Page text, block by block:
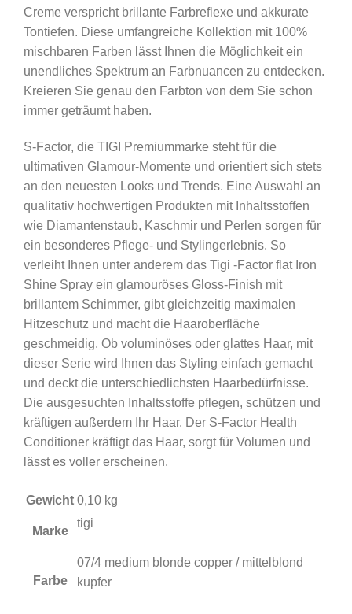
Creme verspricht brillante Farbreflexe und akkurate
Tontiefen. Diese umfangreiche Kollektion mit 100%
mischbaren Farben lässt Ihnen die Möglichkeit ein
unendliches Spektrum an Farbnuancen zu entdecken.
Kreieren Sie genau den Farbton von dem Sie schon
immer geträumt haben.
S-Factor, die TIGI Premiummarke steht für die
ultimativen Glamour-Momente und orientiert sich stets
an den neuesten Looks und Trends. Eine Auswahl an
qualitativ hochwertigen Produkten mit Inhaltsstoffen
wie Diamantenstaub, Kaschmir und Perlen sorgen für
ein besonderes Pflege- und Stylingerlebnis. So
verleiht Ihnen unter anderem das Tigi -Factor flat Iron
Shine Spray ein glamouröses Gloss-Finish mit
brillantem Schimmer, gibt gleichzeitig maximalen
Hitzeschutz und macht die Haaroberfläche
geschmeidig. Ob voluminöses oder glattes Haar, mit
dieser Serie wird Ihnen das Styling einfach gemacht
und deckt die unterschiedlichsten Haarbedürfnisse.
Die ausgesuchten Inhaltsstoffe pflegen, schützen und
kräftigen außerdem Ihr Haar. Der S-Factor Health
Conditioner kräftigt das Haar, sorgt für Volumen und
lässt es voller erscheinen.
Gewicht 0,10 kg
Marke
tigi
Farbe
07/4 medium blonde copper / mittelblond
kupfer